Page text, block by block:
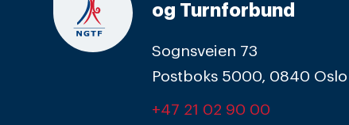
og Turnforbund
Sognsveien 73
Postboks 5000, 0840 Oslo
+47 21 02 90 00